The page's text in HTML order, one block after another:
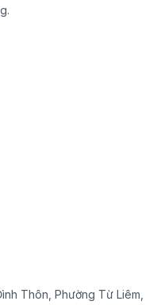
Thôn, Phường Từ Liêm,